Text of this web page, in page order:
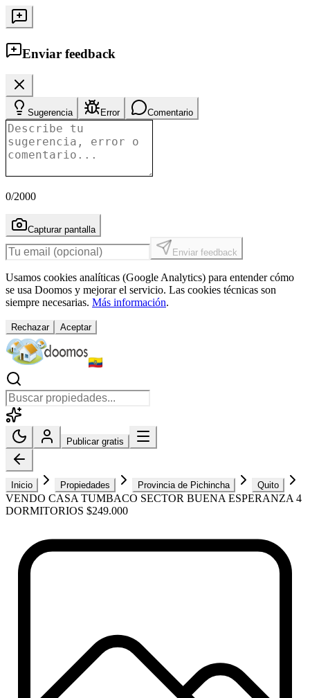
Enviar feedback
Sugerencia Error Comentario
0/2000
Capturar pantalla
Enviar feedback
Usamos cookies analíticas (Google Analytics) para entender cómo
se usa Doomos y mejorar el servicio. Las cookies técnicas son
siempre necesarias. Más información.
Rechazar Aceptar
Publicar gratis
Inicio Propiedades Provincia de Pichincha Quito
VENDO CASA TUMBACO SECTOR BUENA ESPERANZA 4
DORMITORIOS $249.000